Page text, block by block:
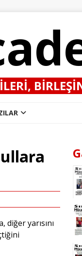
diğer yarısını